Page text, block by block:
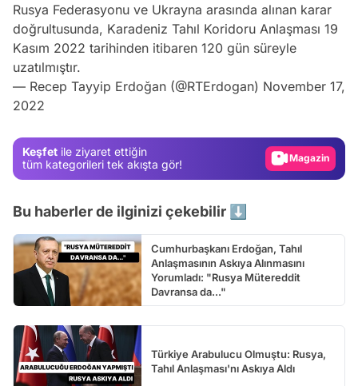
Rusya Federasyonu ve Ukrayna arasında alınan karar
doğrultusunda, Karadeniz Tahıl Koridoru Anlaşması 19
Kasım 2022 tarihinden itibaren 120 gün süreyle
uzatılmıştır.
— Recep Tayyip Erdoğan (@RTErdogan) November 17,
2022
Keşfet ile ziyaret ettiğin
tüm kategorileri tek akışta gör!
Magazin
Bu haberler de ilginizi çekebilir ⬇️
Cumhurbaşkanı Erdoğan, Tahıl
Anlaşmasının Askıya Alınmasını
Yorumladı: "Rusya Mütereddit
Davransa da..."
Türkiye Arabulucu Olmuştu: Rusya,
Tahıl Anlaşması'nı Askıya Aldı